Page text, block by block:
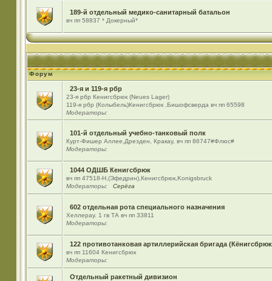
189-й отдельный медико-санитарный батальон
вч пп 58837 * Докерный*
Форум
23-я и 119-я рбр
23-я рбр Кенигсбрюк (Neues Lager)
119-я рбр (Колыбель)Кенигсбрюк ,Бишофсверда вч пп 65598
Модераторы:
101-й отдельный учебно-танковый полк
Курт-Фишер Аллее,Дрезден, Кракау, вч пп 86747#Флюс#
Модераторы:
1044 ОДШБ Кенигсбрюк
вч пп 47518-Н,(Эфедрин),Кенигсбрюк,Konigsbruck
Модераторы:
Серёга
602 отдельная рота специального назначения
Хеллерау. 1 гв ТА вч пп 33811
Модераторы:
122 противотанковая артиллерийская бригада
вч пп 11604 Кенигсбрюк
Модераторы:
Отдельный ракетный дивизион